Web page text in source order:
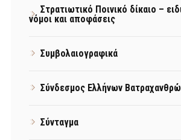
Στρατιωτικό Ποινικό δίκαιο –
νόμοι και αποφάσεις
Συμβολαιογραφικά
Σύνδεσμος Ελλήνων
Σύνταγμα